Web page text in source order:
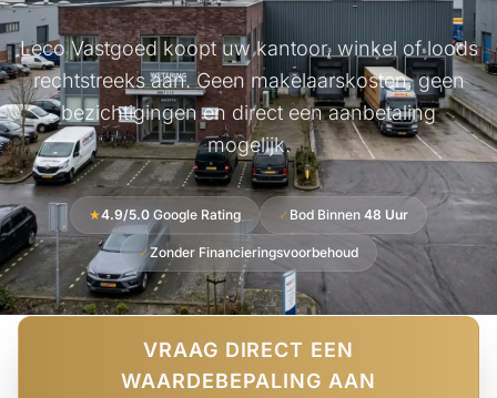
Leco Vastgoed koopt uw kantoor, winkel of loods
rechtstreeks aan. Geen makelaarskosten, geen
bezichtigingen en direct een aanbetaling
mogelijk.
★4.9/5.0 Google Rating ✓ Bod Binnen 48 Uur
✓Zonder Financieringsvoorbehoud
VRAAG DIRECT EEN
WAARDEBEPALING AAN